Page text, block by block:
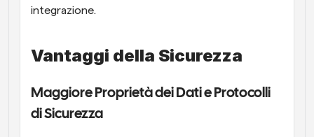
Webhook
integrazione.
Vantaggi della Sicurezza
Maggiore Proprietà dei Dati e Protocolli
di Sicurezza